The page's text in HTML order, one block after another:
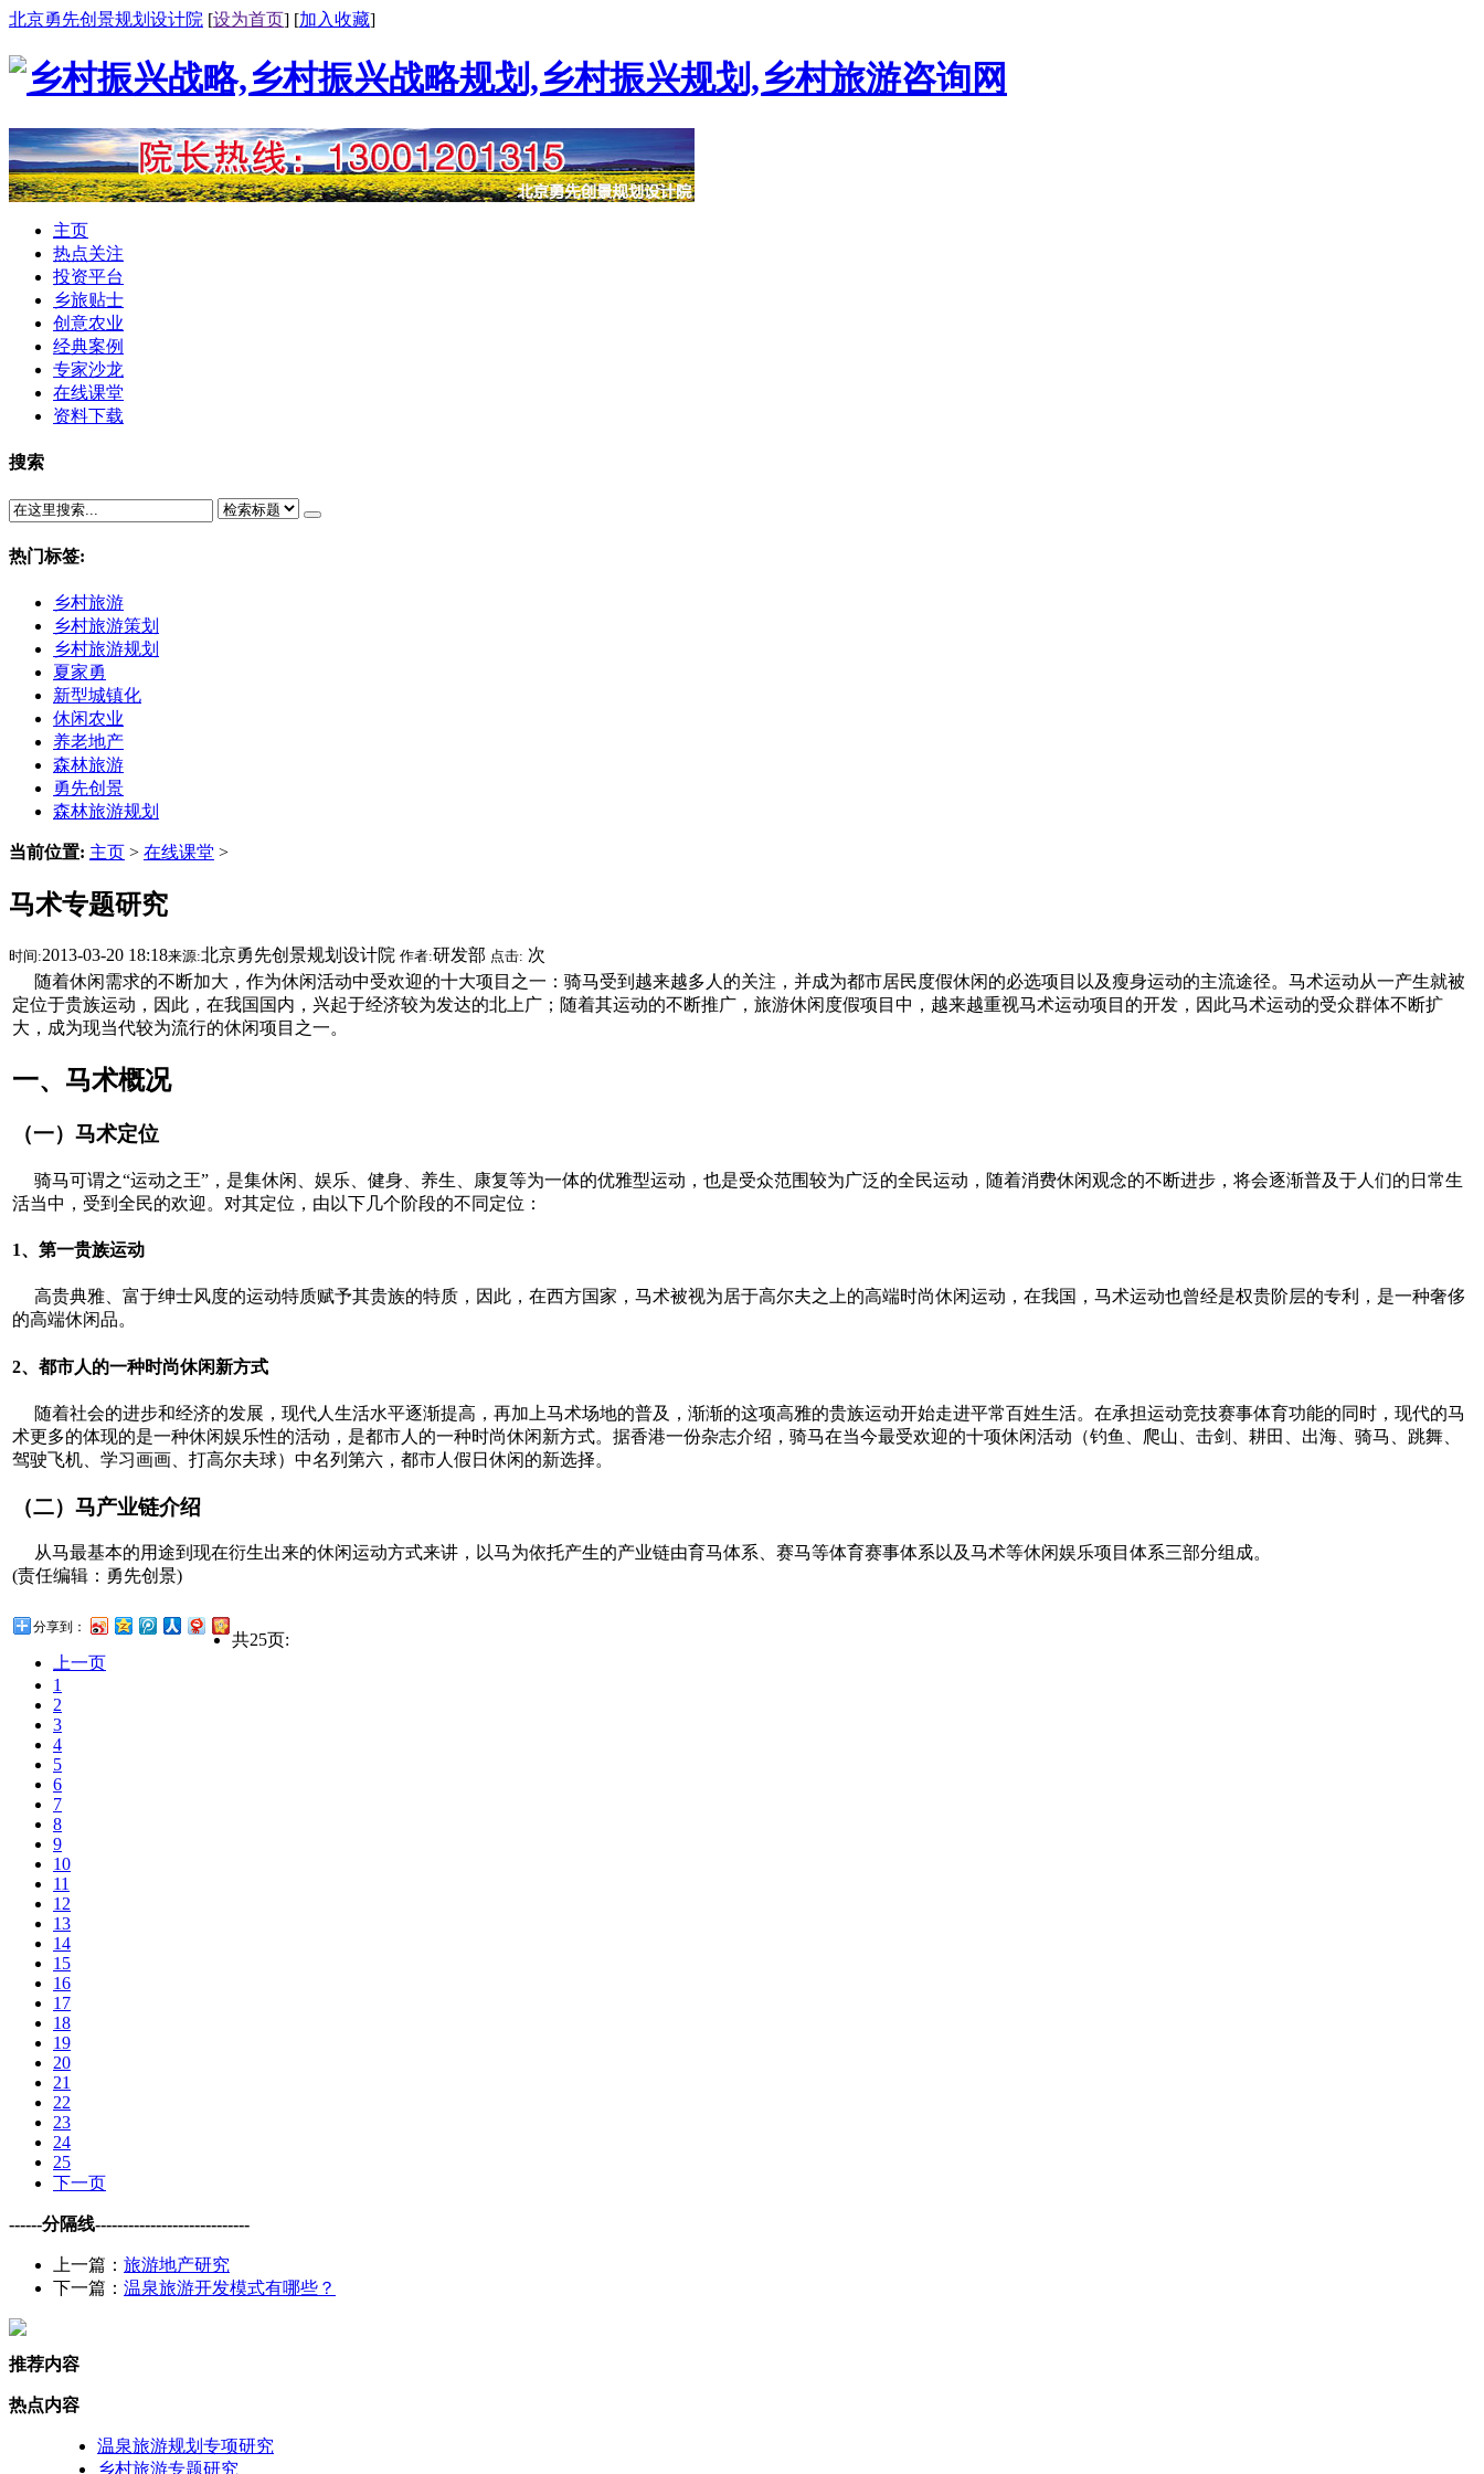
北京勇先创景规划设计院 [设为首页] [加入收藏]
主页
热点关注
投资平台
乡旅贴士
创意农业
经典案例
专家沙龙
在线课堂
资料下载
搜索
热门标签:
乡村旅游
乡村旅游策划
乡村旅游规划
夏家勇
新型城镇化
休闲农业
养老地产
森林旅游
勇先创景
森林旅游规划
当前位置: 主页 > 在线课堂 >
马术专题研究
时间:2013-03-20 18:18来源:北京勇先创景规划设计院 作者:研发部 点击: 次
随着休闲需求的不断加大，作为休闲活动中受欢迎的十大项目之一：骑马受到越来越多人的关注，并成为都市居民度假休闲的必选项目以及瘦身运动的主流途径。马术运动从一产生就被
定位于贵族运动，因此，在我国国内，兴起于经济较为发达的北上广；随着其运动的不断推广，旅游休闲度假项目中，越来越重视马术运动项目的开发，因此马术运动的受众群体不断扩
大，成为现当代较为流行的休闲项目之一。
一、马术概况
（一）马术定位
骑马可谓之“运动之王”，是集休闲、娱乐、健身、养生、康复等为一体的优雅型运动，也是受众范围较为广泛的全民运动，随着消费休闲观念的不断进步，将会逐渐普及于人们的日常生
活当中，受到全民的欢迎。对其定位，由以下几个阶段的不同定位：
1、第一贵族运动
高贵典雅、富于绅士风度的运动特质赋予其贵族的特质，因此，在西方国家，马术被视为居于高尔夫之上的高端时尚休闲运动，在我国，马术运动也曾经是权贵阶层的专利，是一种奢侈
的高端休闲品。
2、都市人的一种时尚休闲新方式
随着社会的进步和经济的发展，现代人生活水平逐渐提高，再加上马术场地的普及，渐渐的这项高雅的贵族运动开始走进平常百姓生活。在承担运动竞技赛事体育功能的同时，现代的马
术更多的体现的是一种休闲娱乐性的活动，是都市人的一种时尚休闲新方式。据香港一份杂志介绍，骑马在当今最受欢迎的十项休闲活动（钓鱼、爬山、击剑、耕田、出海、骑马、跳舞、
驾驶飞机、学习画画、打高尔夫球）中名列第六，都市人假日休闲的新选择。
（二）马产业链介绍
从马最基本的用途到现在衍生出来的休闲运动方式来讲，以马为依托产生的产业链由育马体系、赛马等体育赛事体系以及马术等休闲娱乐项目体系三部分组成。
(责任编辑：勇先创景)
分享到：
共25页:
上一页
1
2
3
4
5
6
7
8
9
10
11
12
13
14
15
16
17
18
19
20
21
22
23
24
25
下一页
------分隔线----------------------------
上一篇： 旅游地产研究
下一篇： 温泉旅游开发模式有哪些？
推荐内容
热点内容
温泉旅游规划专项研究
乡村旅游专题研究